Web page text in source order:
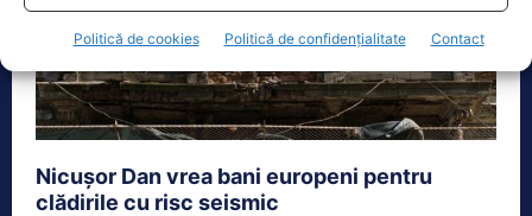
Politică de cookies Politică de confidențialitate Contact
Nicușor Dan vrea bani europeni pentru
clădirile cu risc seismic